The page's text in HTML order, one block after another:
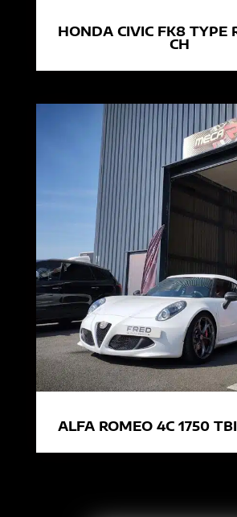
HONDA CIVIC FK8 TYPE
CH
ALFA ROMEO 4C 1750